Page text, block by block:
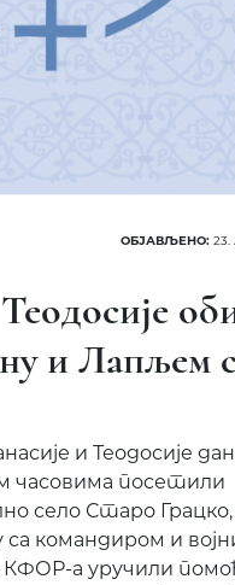
ОБЈАВЉЕНО:
и Лапљем
и Теодосије
часовима посетили
село Старо
командиром и
а уручили